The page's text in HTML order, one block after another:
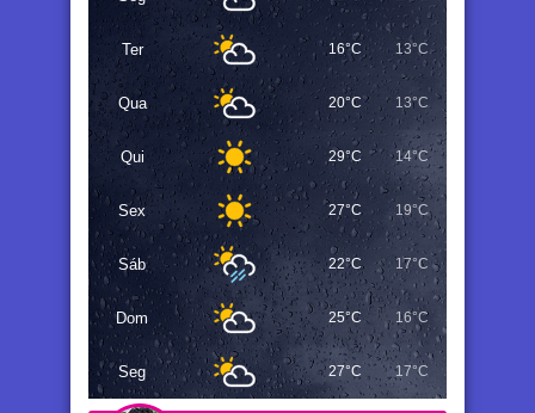
Ter 16°C 13°C
Qua 20°C 13°C
Qui 29°C 14°C
Sex 27°C 19°C
Sáb 22°C 17°C
Dom 25°C 16°C
Seg 27°C 17°C